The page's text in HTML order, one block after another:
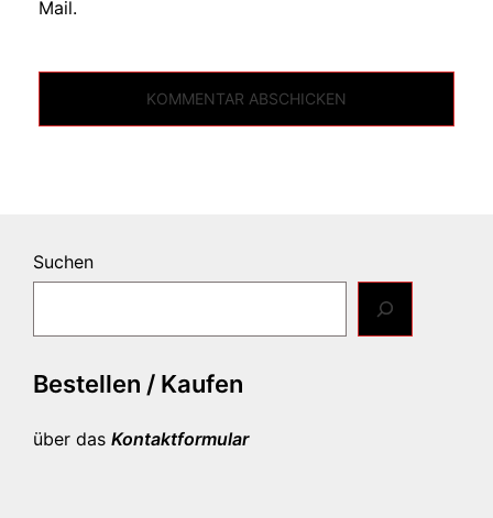
Mail.
Suchen
Bestellen / Kaufen
über das Kontaktformular